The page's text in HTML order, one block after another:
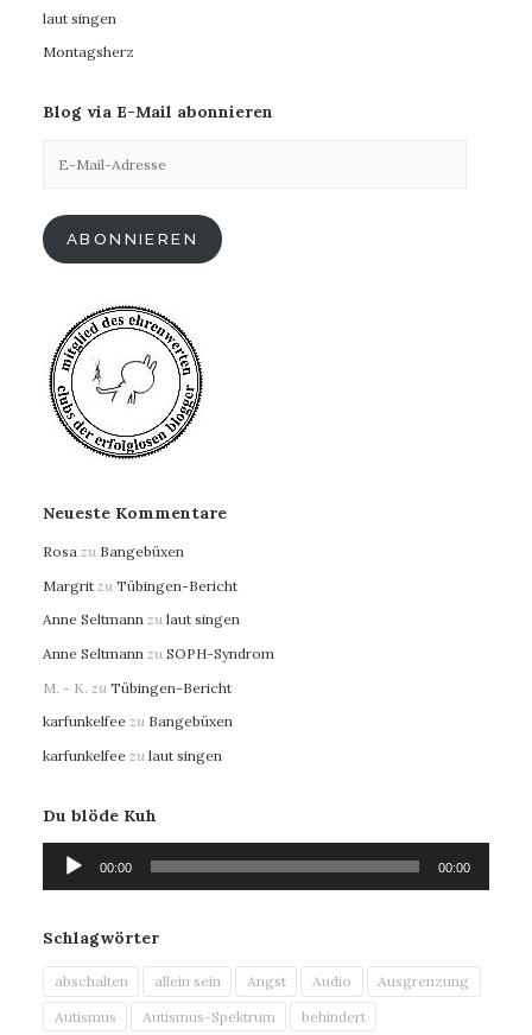
laut singen
Montagsherz
Blog via E-Mail abonnieren
Mail-
ABONNIEREN
Neueste Kommentare
Rosa zu Bangebüxen
Margrit zu Tübingen-Bericht
Anne Seltmann zu laut singen
Anne Seltmann zu SOPH-Syndrom
M. - K. zu Tübingen-Bericht
karfunkelfee zu Bangebüxen
karfunkelfee zu laut singen
Du blöde Kuh
Audio-
Player
00:00 00:00
Schlagwörter
abschalten allein sein Angst Audio
Ausgrenzung
Autismus
Autismus-Spektrum behindert